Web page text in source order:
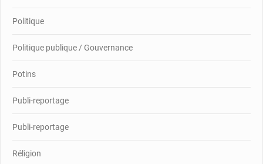
Politique
Politique publique / Gouvernance
Potins
Publi-reportage
Publi-reportage
Réligion